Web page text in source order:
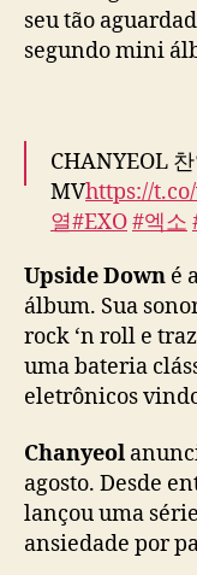
seu tão
segundo mini
CHANYEOL
MVhttps://
열#EXO#엑소
— EXO
Upside Down é
álbum. Sua
rock ‘n roll e
uma bateria
eletrônicos
Chanyeol
agosto. Desde
lançou uma
ansiedade por